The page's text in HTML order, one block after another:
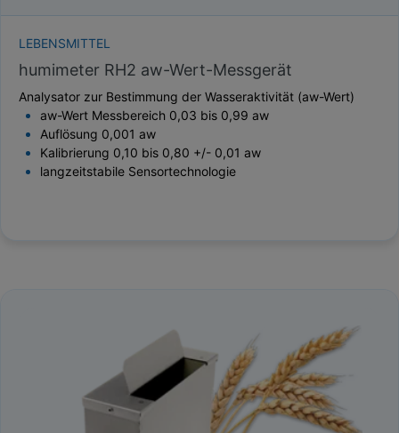
LEBENSMITTEL
humimeter RH2 aw-Wert-Messgerät
Analysator zur Bestimmung der Wasseraktivität (aw-Wert)
aw-Wert Messbereich 0,03 bis 0,99 aw
Auflösung 0,001 aw
Kalibrierung 0,10 bis 0,80 +/- 0,01 aw
langzeitstabile Sensortechnologie